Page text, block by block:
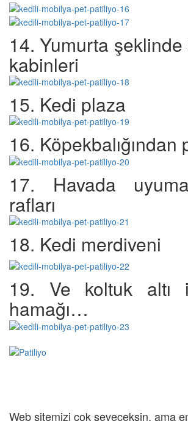
14. Yumurta
kabinleri
15. Kedi plaza
16. Köpekbalığından
17. Havada
rafları
18. Kedi merdiveni
19. Ve koltuk altı
hamağı…
Web sitemizi çok seveceksin, ama